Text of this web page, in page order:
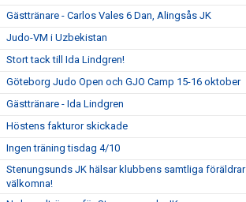
Gästtränare - Carlos Vales 6 Dan, Alingsås JK
Judo-VM i Uzbekistan
Stort tack till Ida Lindgren!
Göteborg Judo Open och GJO Camp 15-16 oktober
Gästtränare - Ida Lindgren
Höstens fakturor skickade
Ingen träning tisdag 4/10
Stenungsunds JK hälsar klubbens samtliga föräldrar
välkomna!